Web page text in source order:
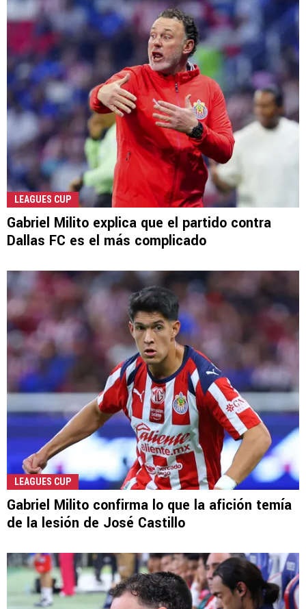
LEAGUES CUP
Gabriel Milito explica que el partido contra
Dallas FC es el más complicado
LEAGUES CUP
Gabriel Milito confirma lo que la afición temía
de la lesión de José Castillo